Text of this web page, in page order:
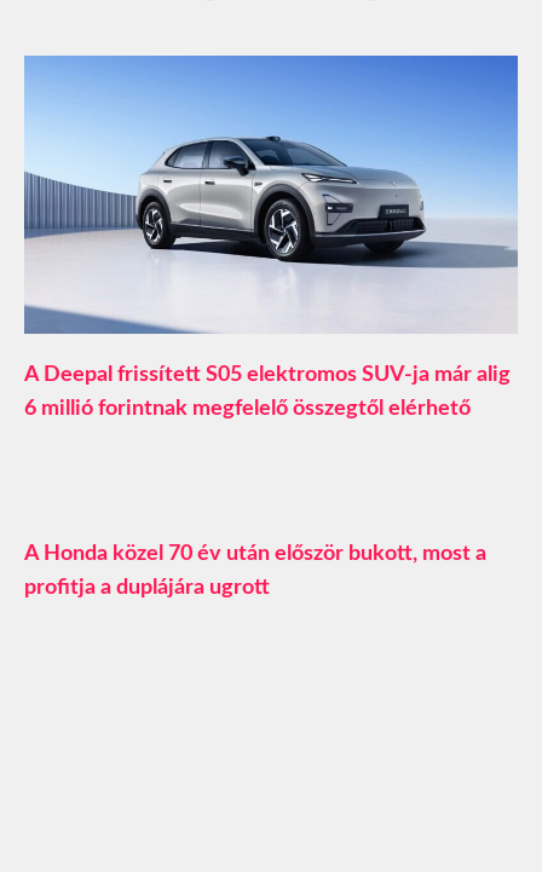
A Deepal frissített S05 elektromos SUV-ja már alig
6 millió forintnak megfelelő összegtől elérhető
A Honda közel 70 év után először bukott, most a
profitja a duplájára ugrott